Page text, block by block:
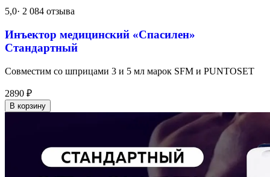
5,0· 2 084 отзыва
Инъектор медицинский «Спасилен»
Стандартный
Совместим со шприцами 3 и 5 мл марок SFM и PUNTOSET
2890 ₽
В корзину